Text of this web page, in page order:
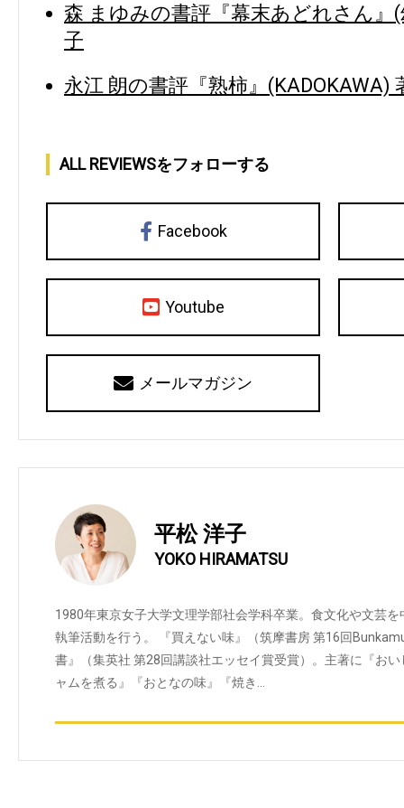
森 まゆみの書評『幕末あどれさん』
子
永江 朗の書評『熟柿』(KADOKAWA)
ALL REVIEWSをフォローする
Facebook
Youtube
メールマガジン
平松 洋子
YOKO HIRAMATSU
1980年東京女子大学文理学部社会学科卒業。食文化や文芸
執筆活動を行う。 『買えない味』（筑摩書房 第16回
書』（集英社 第28回講談社エッセイ賞受賞）。主著に『お
ャムを煮る』『おとなの味』『焼き…